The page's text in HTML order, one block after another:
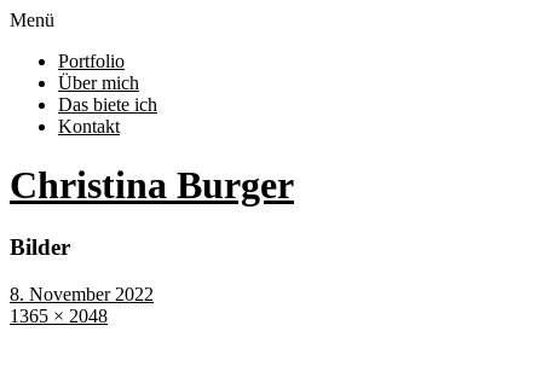
Menü
Portfolio
Über mich
Das biete ich
Kontakt
Christina Burger
Bilder
8. November 2022
1365 × 2048